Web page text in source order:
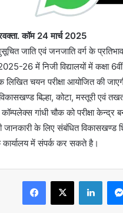
कॉम 24 मार्च 2025
जाति एवं जनजाति वर्ग के
26 में निजी विद्यालयों में कक्षा
चयन परीक्षा आयोजित की
बिल्हा, कोटा, मस्तूरी एवं
गांधी चौक को परीक्षा केन्द्र
के लिए संबंधित विकासखण्ड
कार्यालय में संपर्क कर सकते है।
Facebook
X